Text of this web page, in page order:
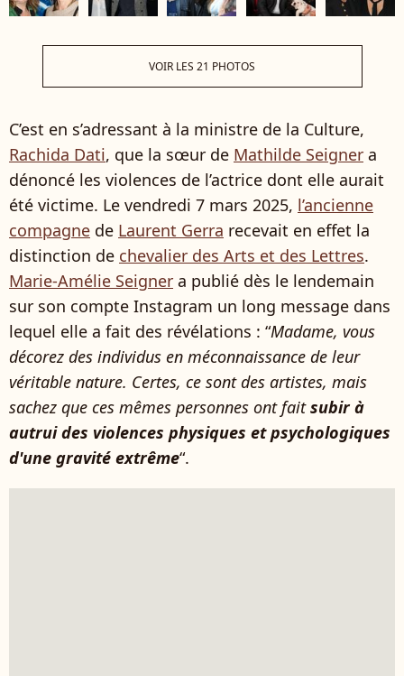
VOIR LES 21 PHOTOS
C’est en s’adressant à la ministre de la Culture,
Rachida Dati, que la sœur de Mathilde Seigner a
dénoncé les violences de l’actrice dont elle aurait
été victime. Le vendredi 7 mars 2025, l’ancienne
compagne de Laurent Gerra recevait en effet la
distinction de chevalier des Arts et des Lettres.
Marie-Amélie Seigner a publié dès le lendemain
sur son compte Instagram un long message dans
lequel elle a fait des révélations : “Madame, vous
décorez des individus en méconnaissance de leur
véritable nature. Certes, ce sont des artistes, mais
sachez que ces mêmes personnes ont faitsubir à
autrui des violences physiques et psychologiques
d'une gravité extrême“.